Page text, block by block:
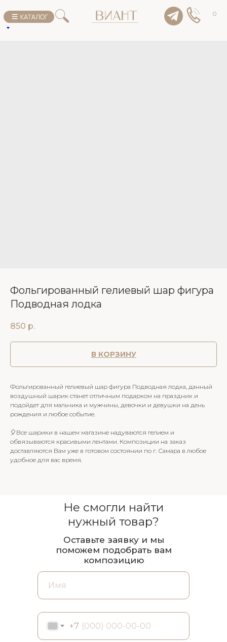
0
Фольгированный гелиевый шар фигура
Подводная лодка
850 р.
В КОРЗИНУ
Фольгированный гелиевый шар фигура Подводная лодка, данный
воздушный шарик станет отличным подарком на праздник и
подойдет для мальчика и мужчины, девочки и девушки на день
рождения и любое событие.
🎈Все шарики в нашем магазине надуваются гелием и
обвязываются красивыми лентами. Композиции на заказ
доставляются Вам уже в готовом состоянии по г. Самара в любое
удобное для вас время.
+7
Не смогли найти
нужный товар?
Оставьте заявку и мы
поможем подобрать вам
композицию